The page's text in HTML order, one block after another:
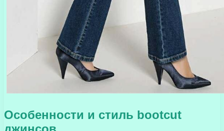
Особенности и стиль bootcut